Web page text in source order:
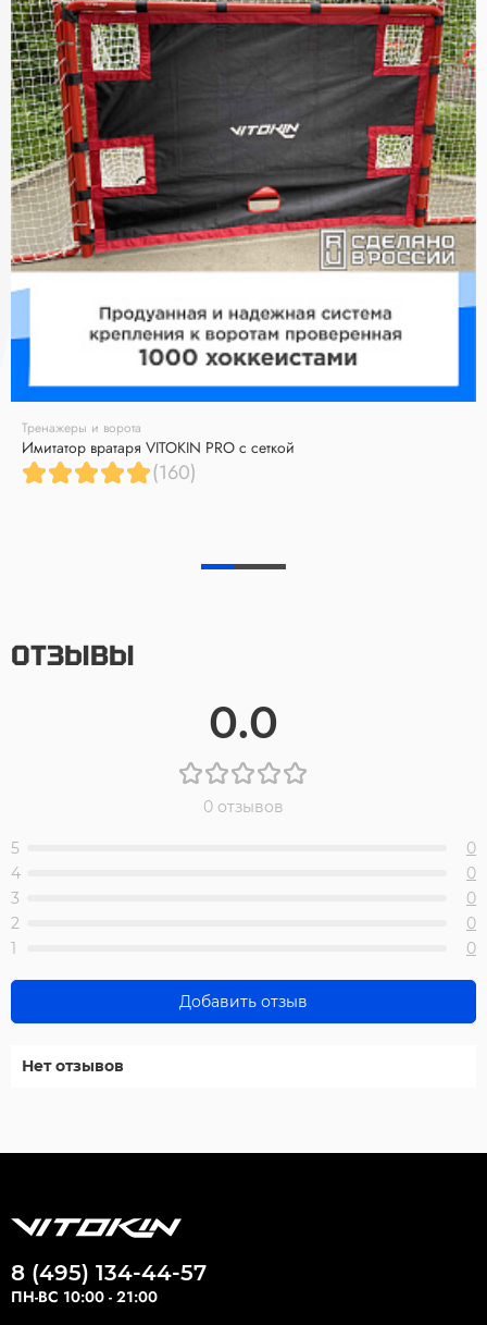
Тренажеры и ворота
Имитатор вратаря VITOKIN PRO с сеткой
(160)
ОТЗЫВЫ
0.0
0 отзывов
5
0
4
0
3
0
2
0
1
0
Добавить отзыв
Нет отзывов
8 (495) 134-44-57
ПН-ВС 10:00 - 21:00